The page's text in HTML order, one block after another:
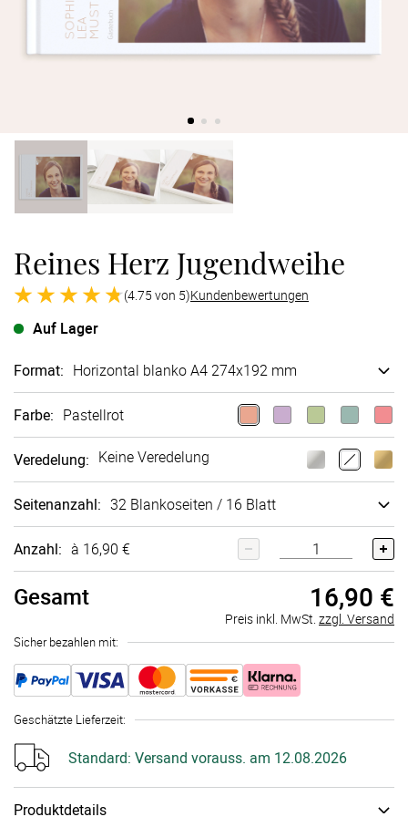
Reines Herz Jugendweihe
(4.75 von 5)Kundenbewertungen
Auf Lager
Format: Horizontal blanko A4 274x192 mm
Farbe: Pastellrot
Veredelung: Keine Veredelung
Seitenanzahl: 32 Blankoseiten / 16 Blatt
Anzahl: à 16,90 €
Gesamt 16,90 €
Preis inkl. MwSt. zzgl. Versand
Sicher bezahlen mit:
Geschätzte Lieferzeit:
Standard: Versand vorauss. am 12.08.2026
Produktdetails